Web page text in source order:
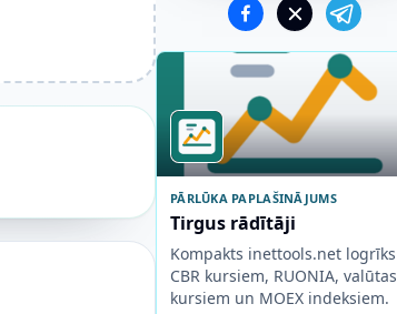
PĀRLŪKA PAPLAŠINĀJUMS
Tirgus rādītāji
Kompakts inettools.net logrīks
CBR kursiem, RUONIA, valūtas
kursiem un MOEX indeksiem.